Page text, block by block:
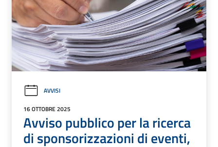
AVVISI
16 OTTOBRE 2025
Avviso pubblico per la ricerca
di sponsorizzazioni di eventi,